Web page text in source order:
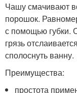
Чашу смачивают
порошок.
с помощью губки.
грязь
сполоснуть ванну.
Преимущества:
простота